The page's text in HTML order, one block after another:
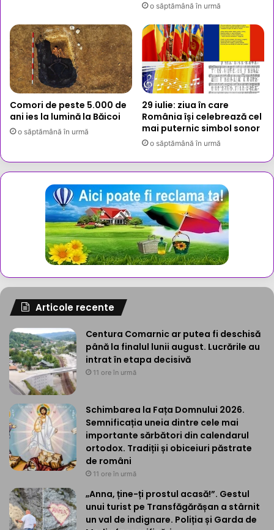
o săptămână în urmă
Comori de peste 5.000 de
ani ies la lumină la Băicoi
o săptămână în urmă
29 iulie: ziua în care
România își celebrează cel
mai puternic simbol sonor
o săptămână în urmă
Articole recente
Centura Comarnic ar putea fi deschisă
până la finalul lunii august. Lucrările au
intrat în etapa decisivă
11 ore în urmă
Schimbarea la Fața Domnului 2026.
Semnificația uneia dintre cele mai
importante sărbători din calendarul
ortodox. Tradiții și obiceiuri păstrate
de români
11 ore în urmă
„Anna, ține-ți prostul acasă!”. Gestul
unui turist pe Transfăgărășan a stârnit
un val de indignare. Poliția și Garda de